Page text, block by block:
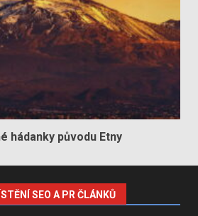
hádanky původu Etny
SEO A PR ČLÁNKŮ